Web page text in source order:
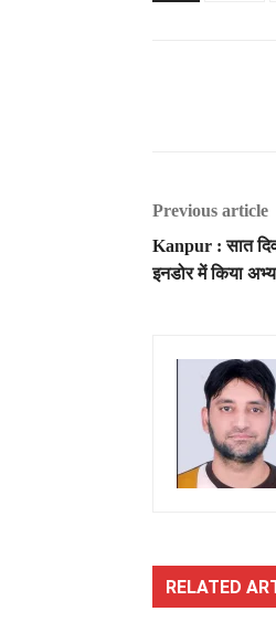
Previous article
Kanpur : सात
इनडोर में किया
RELATED